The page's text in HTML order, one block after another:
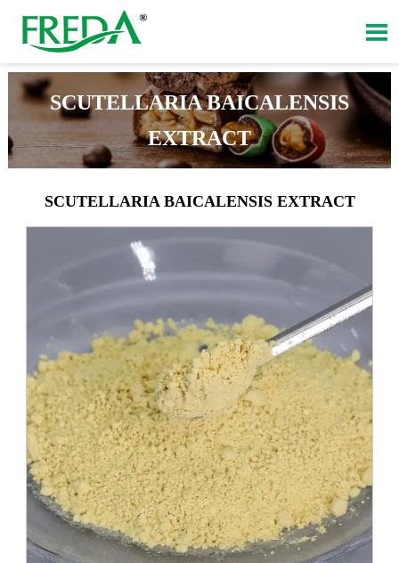

SCUTELLARIA BAICALENSIS
EXTRACT
SCUTELLARIA BAICALENSIS EXTRACT